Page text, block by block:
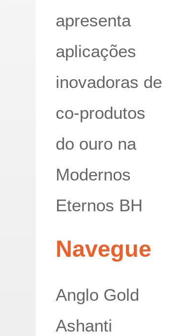
apresenta
aplicações
inovadoras de
co-produtos
do ouro na
Modernos
Eternos BH
Navegue
Anglo Gold
Ashanti